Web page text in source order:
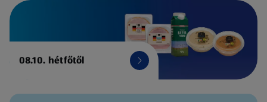
08.10. hétfőtől